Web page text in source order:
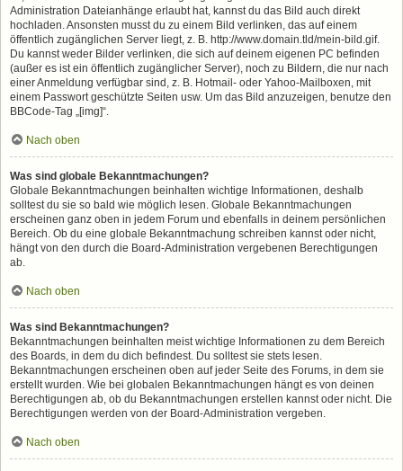
Administration Dateianhänge erlaubt hat, kannst du das Bild auch direkt
hochladen. Ansonsten musst du zu einem Bild verlinken, das auf einem
öffentlich zugänglichen Server liegt, z. B. http://www.domain.tld/mein-bild.gif.
Du kannst weder Bilder verlinken, die sich auf deinem eigenen PC befinden
(außer es ist ein öffentlich zugänglicher Server), noch zu Bildern, die nur nach
einer Anmeldung verfügbar sind, z. B. Hotmail- oder Yahoo-Mailboxen, mit
einem Passwort geschützte Seiten usw. Um das Bild anzuzeigen, benutze den
BBCode-Tag „[img]“.
Nach oben
Was sind globale Bekanntmachungen?
Globale Bekanntmachungen beinhalten wichtige Informationen, deshalb
solltest du sie so bald wie möglich lesen. Globale Bekanntmachungen
erscheinen ganz oben in jedem Forum und ebenfalls in deinem persönlichen
Bereich. Ob du eine globale Bekanntmachung schreiben kannst oder nicht,
hängt von den durch die Board-Administration vergebenen Berechtigungen
ab.
Nach oben
Was sind Bekanntmachungen?
Bekanntmachungen beinhalten meist wichtige Informationen zu dem Bereich
des Boards, in dem du dich befindest. Du solltest sie stets lesen.
Bekanntmachungen erscheinen oben auf jeder Seite des Forums, in dem sie
erstellt wurden. Wie bei globalen Bekanntmachungen hängt es von deinen
Berechtigungen ab, ob du Bekanntmachungen erstellen kannst oder nicht. Die
Berechtigungen werden von der Board-Administration vergeben.
Nach oben